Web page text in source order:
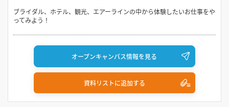
ブライダル、ホテル、観光、エアーラインの中から体験したいお仕事をや
ってみよう！
オープンキャンパス情報を見る
資料リストに追加する